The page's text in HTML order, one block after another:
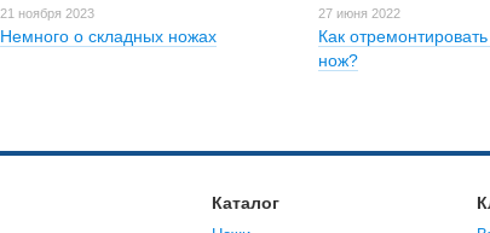
21 ноября 2023
Немного о складных ножах
27 июня 2022
Как
нож?
Каталог